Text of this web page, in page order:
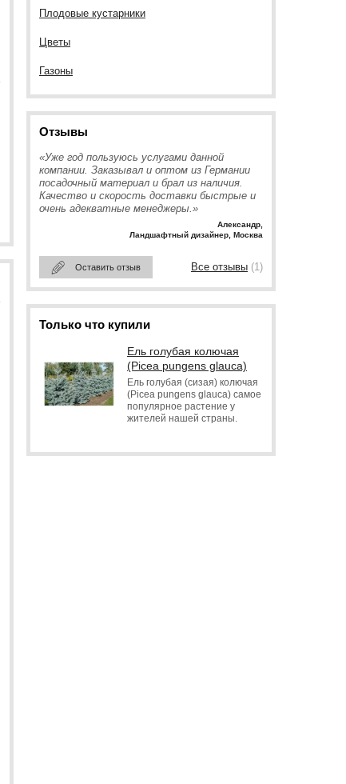
Плодовые кустарники
Цветы
Газоны
Отзывы
«Уже год пользуюсь услугами данной
компании. Заказывал и оптом из Германии
посадочный материал и брал из наличия.
Качество и скорость доставки быстрые и
очень адекватные менеджеры.»
Александр
Ландшафтный дизайнер, Москва
Оставить отзыв Все отзывы (1)
Только что купили
Ель голубая колючая
(Picea pungens glauca)
Ель голубая (сизая) колючая
(Picea pungens glauca) самое
популярное растение у
жителей нашей страны.